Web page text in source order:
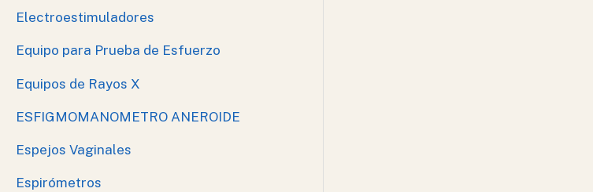
Electroestimuladores
Equipo para Prueba de Esfuerzo
Equipos de Rayos X
ESFIGMOMANOMETRO ANEROIDE
Espejos Vaginales
Espirómetros